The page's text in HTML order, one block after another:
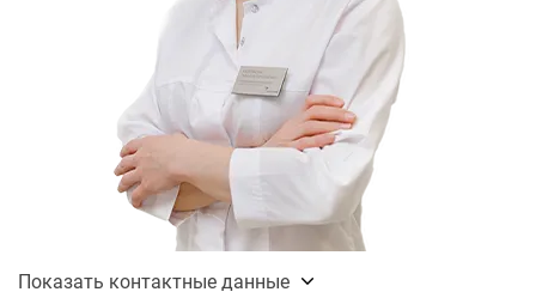
Показать контактные данные